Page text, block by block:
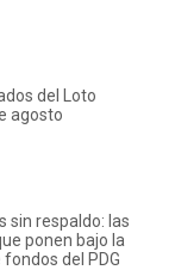
del Loto
agosto
sin respaldo: las
ponen bajo la
del PDG